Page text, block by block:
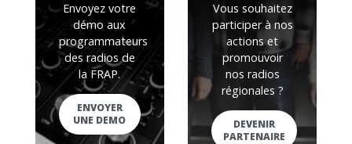
Envoyez votre
démo aux
programmateurs
des radios de
la FRAP.
ENVOYER
UNE DEMO
Vous souhaitez
participer à nos
actions et
promouvoir
nos radios
régionales ?
DEVENIR
PARTENAIRE